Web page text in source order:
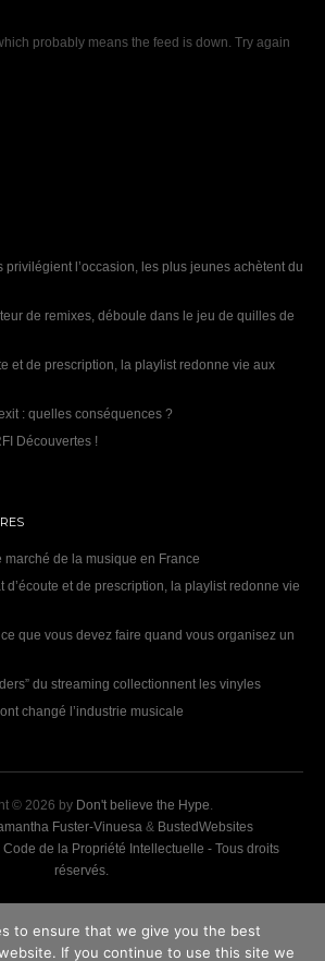
probably means the feed is down. Try again
privilégient l’occasion, les plus jeunes achètent du
de remixes, déboule dans le jeu de quilles de
et de prescription, la playlist redonne vie aux
: quelles conséquences ?
Découvertes !
marché de la musique en France
d’écoute et de prescription, la playlist redonne vie
ce que vous devez faire quand vous organisez un
du streaming collectionnent les vinyles
changé l’industrie musicale
© 2026 by Don't believe the Hype
Fuster-Vinuesa & BustedWebsites
de la Propriété Intellectuelle - Tous droits
réservés.
to ensure that we give you the best
If you continue to use this site we